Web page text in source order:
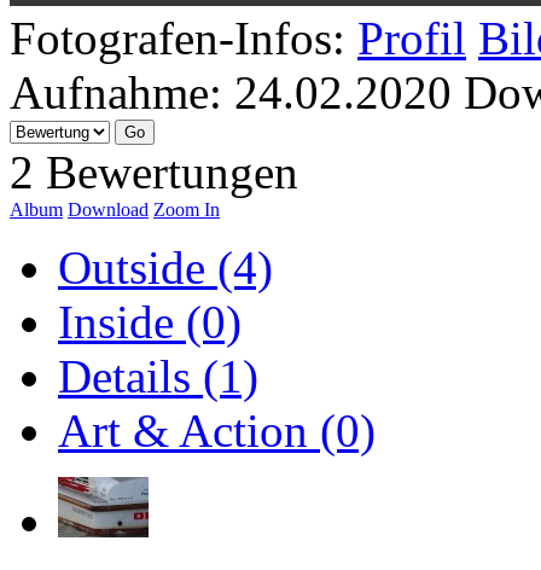
Fotografen-Infos: Profil
Aufnahme: 24.02.2020
2 Bewertungen
Album Download Zoom In
Outside (4)
Inside (0)
Details (1)
Art & Action (0)